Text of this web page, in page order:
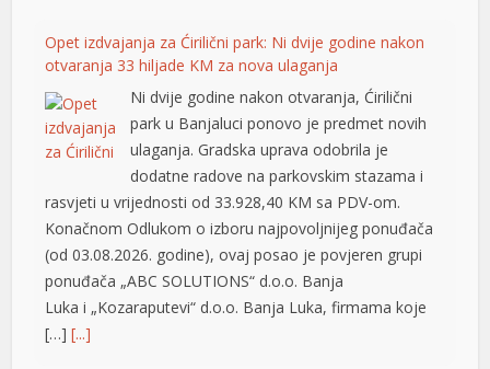
yıkama
escort
giriş
Opet izdvajanja za Ćirilični park: Ni dvije godine nakon
otvaranja 33 hiljade KM za nova ulaganja
Ni dvije godine nakon otvaranja, Ćirilični
park u Banjaluci ponovo je predmet novih
ulaganja. Gradska uprava odobrila je
dodatne radove na parkovskim stazama i
rasvjeti u vrijednosti od 33.928,40 KM sa PDV-om.
Konačnom Odlukom o izboru najpovoljnijeg ponuđača
(od 03.08.2026. godine), ovaj posao je povjeren grupi
ponuđača „ABC SOLUTIONS“ d.o.o. Banja
Luka i „Kozaraputevi“ d.o.o. Banja Luka, firmama koje
[…][...]